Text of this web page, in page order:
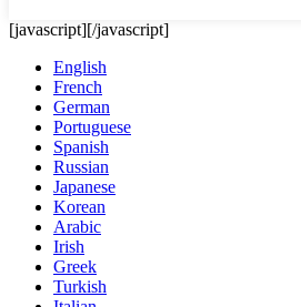
[javascript] [/javascript]
English
French
German
Portuguese
Spanish
Russian
Japanese
Korean
Arabic
Irish
Greek
Turkish